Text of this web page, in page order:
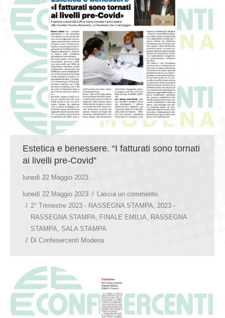
Estetica e benessere. “I fatturati sono tornati
ai livelli pre-Covid”
lunedì 22 Maggio 2023
lunedì 22 Maggio 2023
Lascia un commento
2° Trimestre 2023 - RASSEGNA STAMPA, 2023 -
RASSEGNA STAMPA, FINALE EMILIA, RASSEGNA
STAMPA, SALA STAMPA
Di Confesercenti Modena